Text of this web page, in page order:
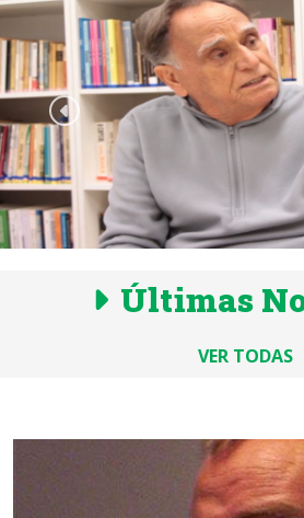
Últimas
VER TODAS